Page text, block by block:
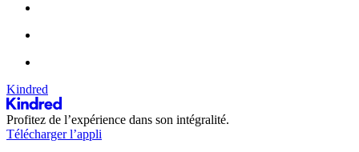
Kindred
Profitez de l’expérience dans son intégralité.
Télécharger l’appli